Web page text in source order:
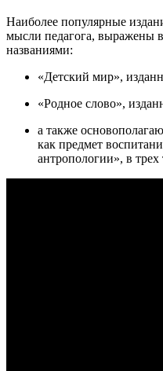
Наиболее популярные
мысли педагога, выражены
названиями:
«Детский мир»,
«Родное слово»,
а также
как предмет
антропологии», в трех